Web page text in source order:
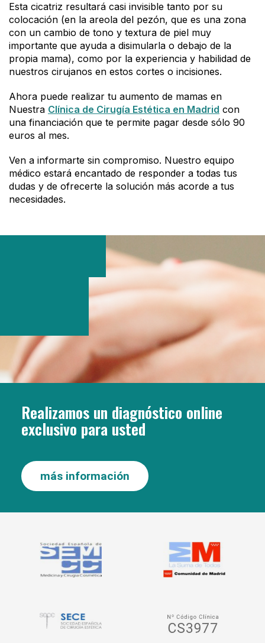
Esta cicatriz resultará casi invisible tanto por su
colocación (en la areola del pezón, que es una zona
con un cambio de tono y textura de piel muy
importante que ayuda a disimularla o debajo de la
propia mama), como por la experiencia y habilidad de
nuestros cirujanos en estos cortes o incisiones.
Ahora puede realizar tu aumento de mamas en
Nuestra Clínica de Cirugía Estética en Madrid con
una financiación que te permite pagar desde sólo 90
euros al mes.
Ven a informarte sin compromiso. Nuestro equipo
médico estará encantado de responder a todas tus
dudas y de ofrecerte la solución más acorde a tus
necesidades.
Realizamos un diagnóstico online
exclusivo para usted
más información